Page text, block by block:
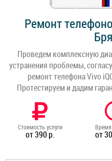
Ремонт
Проведем комплексную
устранения проблемы,
ремонт телефона Vivo
Протестируем и дадим
Стоимость услуги
от 390 р. от